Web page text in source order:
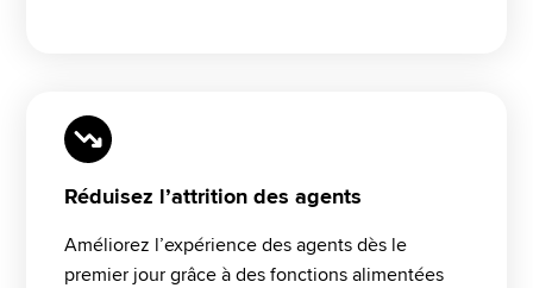
Réduisez l’attrition des agents
Améliorez l’expérience des agents dès le
premier jour grâce à des fonctions alimentées